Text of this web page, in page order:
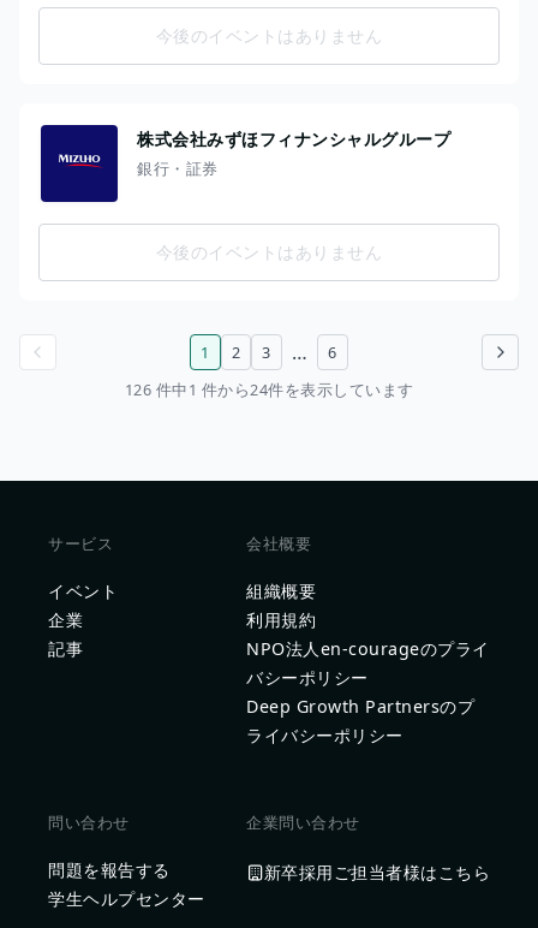
今後のイベントはありません
株式会社みずほフィナンシャルグループ
銀行・証券
今後のイベントはありません
次のページ
1 2 3 …
6
126 件中1 件から24件を表示しています
サービス
イベント
企業
記事
会社概要
組織概要
利用規約
NPO法人en-courageのプライ
バシーポリシー
Deep Growth Partnersのプ
ライバシーポリシー
問い合わせ
問題を報告する
学生ヘルプセンター
企業問い合わせ
新卒採用ご担当者様はこちら